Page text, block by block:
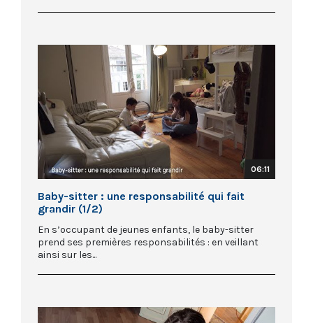
06:11
Baby-sitter : une responsabilité qui fait
grandir (1/2)
En s’occupant de jeunes enfants, le baby-sitter
prend ses premières responsabilités : en veillant
ainsi sur les...